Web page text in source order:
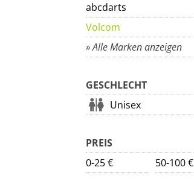
abcdarts
Volcom
» Alle Marken anzeigen
GESCHLECHT
Unisex
PREIS
0-25 €
50-100 €